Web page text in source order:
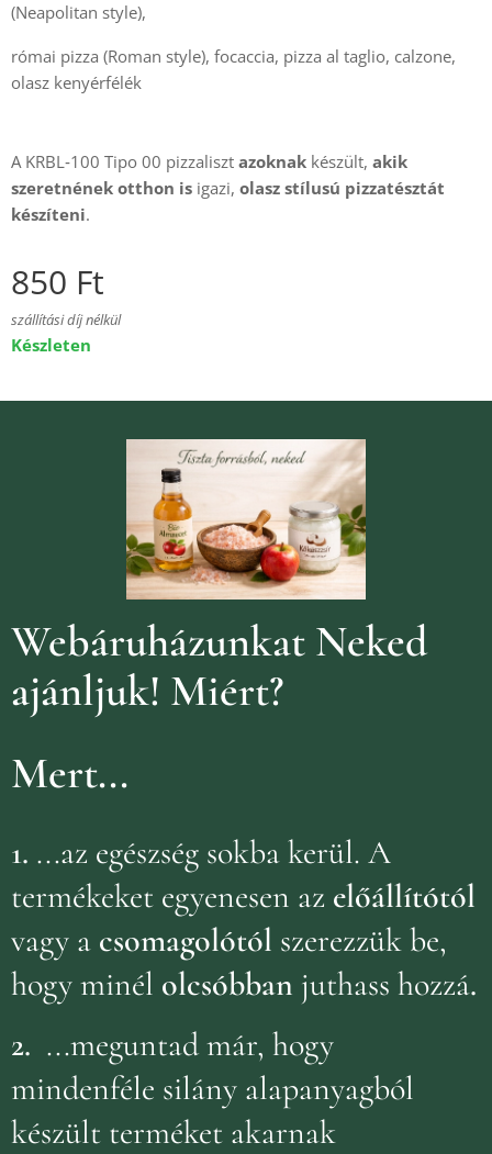
(Neapolitan style),
római pizza (Roman style), focaccia, pizza al taglio, calzone,
olasz kenyérfélék
A KRBL‑100 Tipo 00 pizzaliszt azoknak készült, akik
szeretnének otthon is igazi, olasz stílusú pizzatésztát
készíteni.
850 Ft
szállítási díj nélkül
Készleten
Webáruházunkat Neked
ajánljuk! Miért?
Mert...
1. ...az egészség sokba kerül. A
termékeket egyenesen az előállítótól
vagy a csomagolótól szerezzük be,
hogy minél olcsóbban juthass hozzá.
2. ...meguntad már, hogy
mindenféle silány alapanyagból
készült terméket akarnak